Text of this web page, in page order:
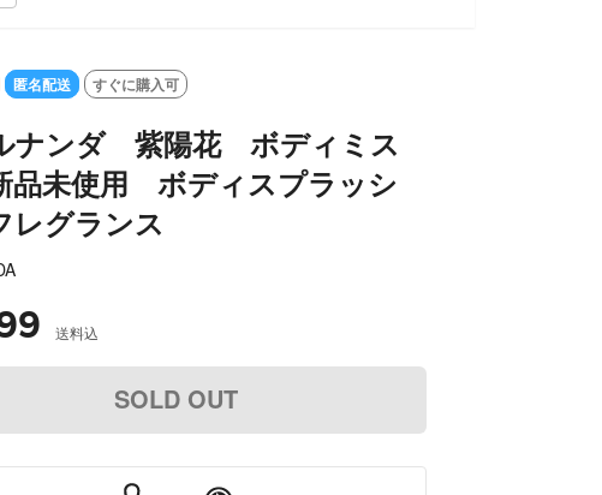
匿名配送 すぐに購入可
ナンダ 紫陽花 ボディミス
未使用 ボディスプラッシ
グランス
送料込
SOLD OUT